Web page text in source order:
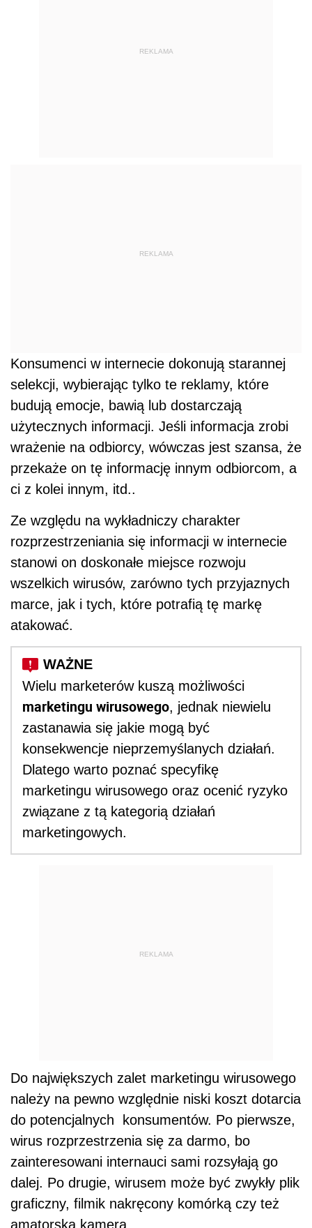
REKLAMA
REKLAMA
Konsumenci w internecie dokonują starannej
selekcji, wybierając tylko te reklamy, które
budują emocje, bawią lub dostarczają
użytecznych informacji. Jeśli informacja zrobi
wrażenie na odbiorcy, wówczas jest szansa, że
przekaże on tę informację innym odbiorcom, a
ci z kolei innym, itd..
Ze względu na wykładniczy charakter
rozprzestrzeniania się informacji w internecie
stanowi on doskonałe miejsce rozwoju
wszelkich wirusów, zarówno tych przyjaznych
marce, jak i tych, które potrafią tę markę
atakować.
Wielu marketerów kuszą możliwości
marketingu wirusowego, jednak niewielu
zastanawia się jakie mogą być
konsekwencje nieprzemyślanych działań.
Dlatego warto poznać specyfikę
marketingu wirusowego oraz ocenić ryzyko
związane z tą kategorią działań
marketingowych.
REKLAMA
Do największych zalet marketingu wirusowego
należy na pewno względnie niski koszt dotarcia
do potencjalnych konsumentów. Po pierwsze,
wirus rozprzestrzenia się za darmo, bo
zainteresowani internauci sami rozsyłają go
dalej. Po drugie, wirusem może być zwykły plik
graficzny, filmik nakręcony komórką czy też
amatorską kamerą.